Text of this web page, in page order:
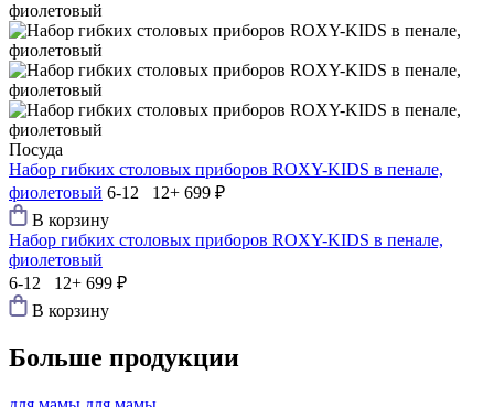
Посуда
Набор гибких столовых приборов ROXY-KIDS в пенале,
фиолетовый 6-12 12+ 699 ₽
В корзину
Набор гибких столовых приборов ROXY-KIDS в пенале,
фиолетовый
6-12 12+ 699 ₽
В корзину
Больше продукции